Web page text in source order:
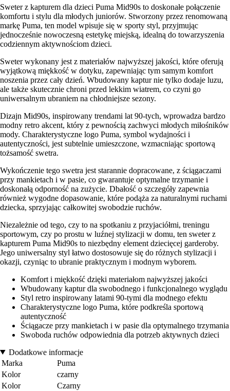
Sweter z kapturem dla dzieci Puma Mid90s to doskonałe połączenie
komfortu i stylu dla młodych juniorów. Stworzony przez renomowaną
markę Puma, ten model wpisuje się w sporty styl, przyjmując
jednocześnie nowoczesną estetykę miejską, idealną do towarzyszenia
codziennym aktywnościom dzieci.
Sweter wykonany jest z materiałów najwyższej jakości, które oferują
wyjątkową miękkość w dotyku, zapewniając tym samym komfort
noszenia przez cały dzień. Wbudowany kaptur nie tylko dodaje luzu,
ale także skutecznie chroni przed lekkim wiatrem, co czyni go
uniwersalnym ubraniem na chłodniejsze sezony.
Dizajn Mid90s, inspirowany trendami lat 90-tych, wprowadza bardzo
modny retro akcent, który z pewnością zachwyci młodych miłośników
mody. Charakterystyczne logo Puma, symbol wydajności i
autentyczności, jest subtelnie umieszczone, wzmacniając sportową
tożsamość swetra.
Wykończenie tego swetra jest starannie dopracowane, z ściągaczami
przy mankietach i w pasie, co gwarantuje optymalne trzymanie i
doskonałą odporność na zużycie. Dbałość o szczegóły zapewnia
również wygodne dopasowanie, które podąża za naturalnymi ruchami
dziecka, sprzyjając całkowitej swobodzie ruchów.
Niezależnie od tego, czy to na spotkaniu z przyjaciółmi, treningu
sportowym, czy po prostu w luźnej stylizacji w domu, ten sweter z
kapturem Puma Mid90s to niezbędny element dziecięcej garderoby.
Jego uniwersalny styl łatwo dostosowuje się do różnych stylizacji i
okazji, czyniąc to ubranie praktycznym i modnym wyborem.
Komfort i miękkość dzięki materiałom najwyższej jakości
Wbudowany kaptur dla swobodnego i funkcjonalnego wyglądu
Styl retro inspirowany latami 90-tymi dla modnego efektu
Charakterystyczne logo Puma, które podkreśla sportową
autentyczność
Ściągacze przy mankietach i w pasie dla optymalnego trzymania
Swoboda ruchów odpowiednia dla potrzeb aktywnych dzieci
Dodatkowe informacje
Marka
Puma
Kolor
czarny
Kolor
Czarny